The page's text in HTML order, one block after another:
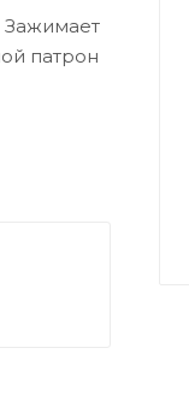
Зажимает
патрон